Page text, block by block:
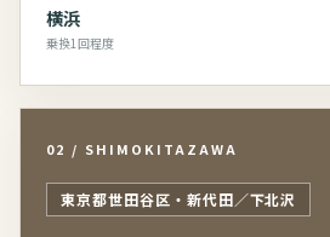
横浜
乗換1回程度
02 / SHIMOKITAZAWA
東京都世田谷区・新代田／下北沢